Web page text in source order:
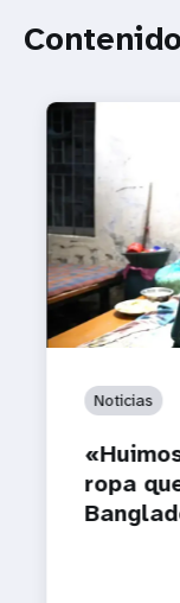
Noticias
ropa